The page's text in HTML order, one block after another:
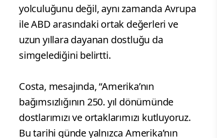
yolculuğunu değil, aynı zamanda Avrupa
ile ABD arasındaki ortak değerleri ve
uzun yıllara dayanan dostluğu da
simgelediğini belirtti.
Costa, mesajında, “Amerika’nın
bağımsızlığının 250. yıl dönümünde
dostlarımızı ve ortaklarımızı kutluyoruz.
Bu tarihi günde yalnızca Amerika’nın